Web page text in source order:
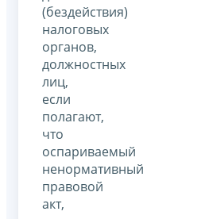
(бездействия)
налоговых
органов,
должностных
лиц,
если
полагают,
что
оспариваемый
ненормативный
правовой
акт,